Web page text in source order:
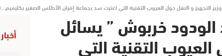
التجهيز و النقل حول العيوب التقنية التي اعترت سد بجماعة إفران الأطلس الصغير
الودود خربوش ” يسائل
العيوب التقنية التي